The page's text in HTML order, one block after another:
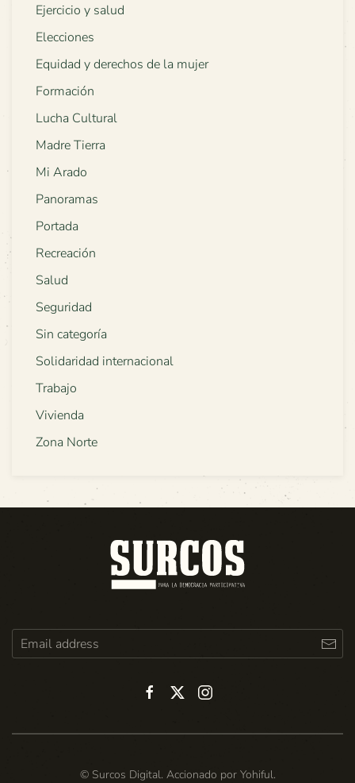
Ejercicio y salud
Elecciones
Equidad y derechos de la mujer
Formación
Lucha Cultural
Madre Tierra
Mi Arado
Panoramas
Portada
Recreación
Salud
Seguridad
Sin categoría
Solidaridad internacional
Trabajo
Vivienda
Zona Norte
© Surcos Digital. Accionado por Yohiful.